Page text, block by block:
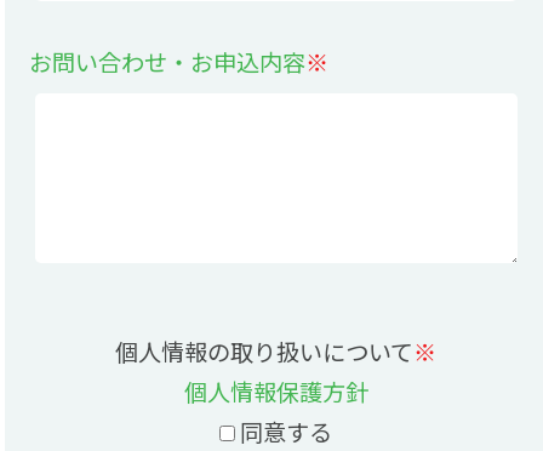
お問い合わせ・お申込内容※
個人情報の取り扱いについて※
個人情報保護方針
同意する